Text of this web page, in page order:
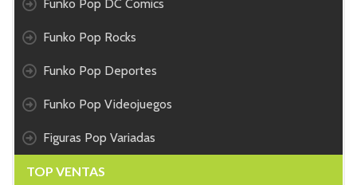
Funko Pop DC Comics
Funko Pop Rocks
Funko Pop Deportes
Funko Pop Videojuegos
Figuras Pop Variadas
TOP VENTAS